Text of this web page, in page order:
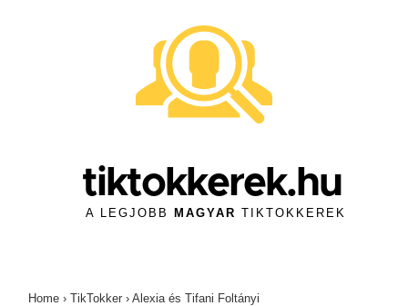
tiktokkerek.hu
A LEGJOBB MAGYAR TIKTOKKEREK
Home › TikTokker › Alexia és Tifani Foltányi